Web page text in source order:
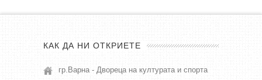
КАК ДА НИ ОТКРИЕТЕ
гр.Варна - Двореца на културата и спорта